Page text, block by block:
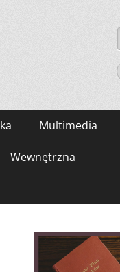
Multimedia
Wewnętrzna